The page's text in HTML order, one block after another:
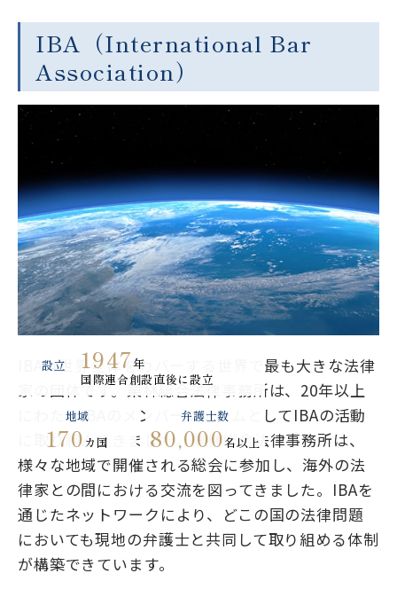
IBA（International Bar
Association）
設立 1947年
国際連合創設直後に設立
地域
170カ国
弁護士数
80,000名以上
IBAは世界全体をカバーする世界で最も大きな法律
家の団体です。栗林総合法律事務所は、20年以上
にわたりIBAのメンバーファームとしてIBAの活動
に取り組んできました。栗林総合法律事務所は、
様々な地域で開催される総会に参加し、海外の法
律家との間における交流を図ってきました。IBAを
通じたネットワークにより、どこの国の法律問題
においても現地の弁護士と共同して取り組める体制
が構築できています。